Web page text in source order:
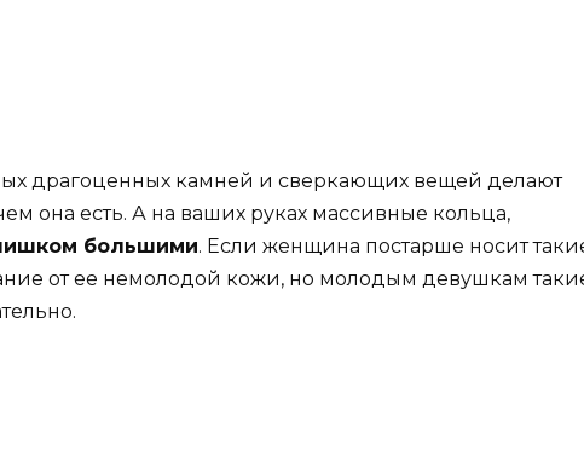
драгоценных камней и сверкающих вещей делают
она есть. А на ваших руках массивные кольца,
большими. Если женщина постарше носит
от ее немолодой кожи, но молодым девушкам